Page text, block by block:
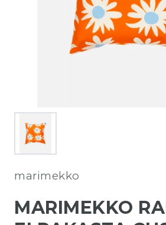
marimekko
MARIMEKKO